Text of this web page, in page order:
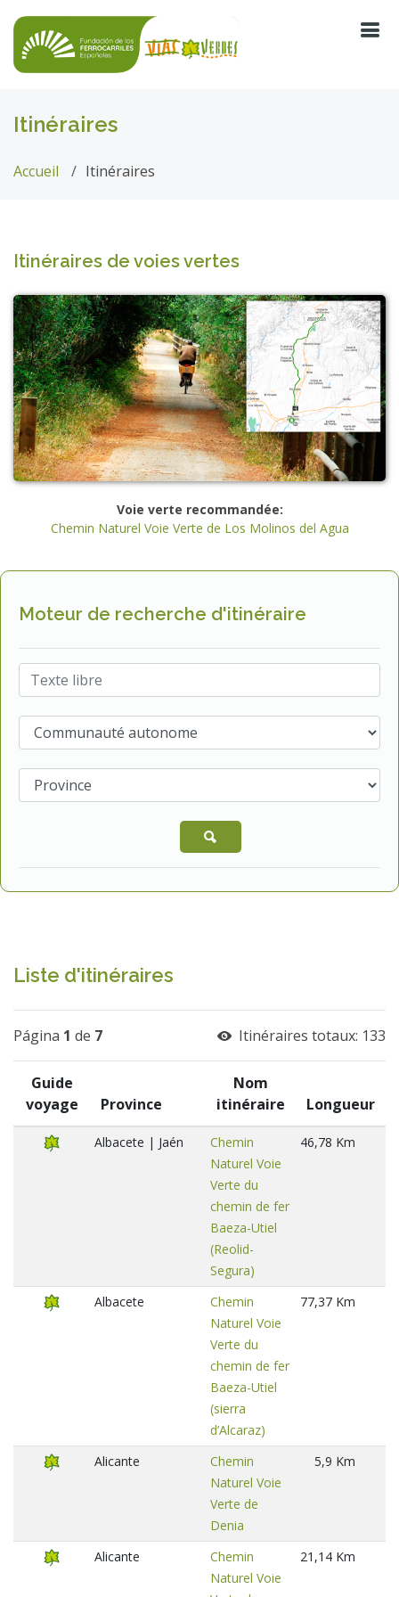
Itinéraires
Accueil Itinéraires
Itinéraires de voies vertes
Voie verte recommandée:
Chemin Naturel Voie Verte de Los Molinos del Agua
Moteur de recherche d'itinéraire
Liste d'itinéraires
Página 1 de 7 Itinéraires totaux: 133
Guide
voyage
Province
Nom
itinéraire
Longueur
Albacete | Jaén
Chemin
Naturel Voie
Verte du
chemin de fer
Baeza-Utiel
(Reolid-
Segura)
46,78 Km
Albacete
Chemin
Naturel Voie
Verte du
chemin de fer
Baeza-Utiel
(sierra
d’Alcaraz)
77,37 Km
Alicante
Chemin
Naturel Voie
Verte de
Denia
5,9 Km
Alicante
Chemin
Naturel Voie
21,14 Km